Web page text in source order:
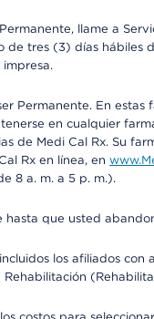
llame a
tres (3) días
Permanente. En
en cualquier
de Medi Cal Rx. Su
Rx en línea, en
8 a. m. a 5 p. m.).
que usted
los afiliados